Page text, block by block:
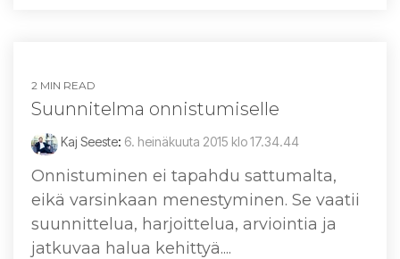
2 MIN READ
Suunnitelma onnistumiselle
Kaj Seeste: 6. heinäkuuta 2015 klo 17.34.44
Onnistuminen ei tapahdu sattumalta,
eikä varsinkaan menestyminen. Se vaatii
suunnittelua, harjoittelua, arviointia ja
jatkuvaa halua kehittyä....